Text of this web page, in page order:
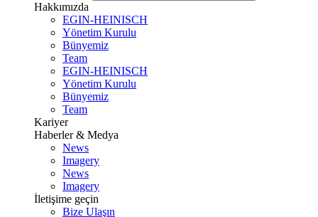
Hakkımızda
EGIN-HEINISCH
Yönetim Kurulu
Bünyemiz
Team
EGIN-HEINISCH
Yönetim Kurulu
Bünyemiz
Team
Kariyer
Haberler & Medya
News
Imagery
News
Imagery
İletişime geçin
Bize Ulaşın